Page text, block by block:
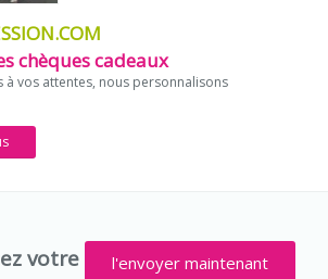
à vos attentes, nous personnalisons
l'envoyer maintenant
votre